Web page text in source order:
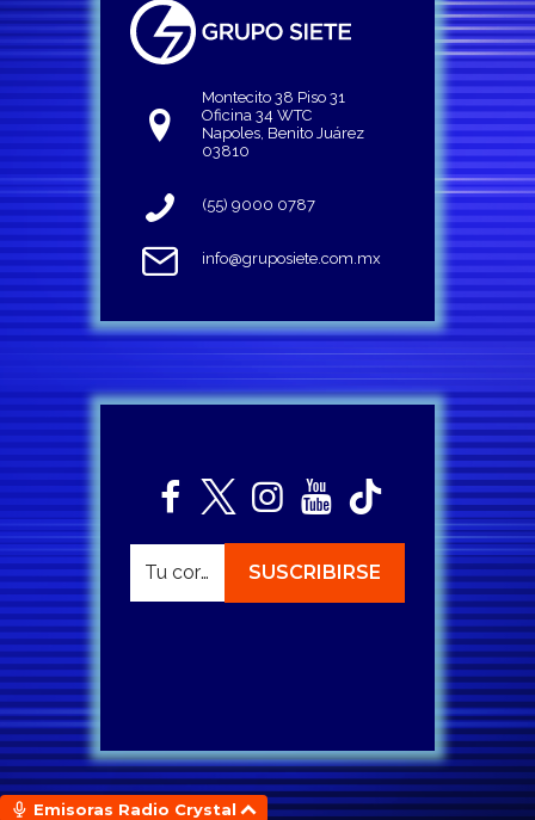
Montecito 38 Piso 31
Oficina 34 WTC
Napoles, Benito Juárez
03810
(55) 9000 0787
info@gruposiete.com.mx
Emisoras Radio Crystal